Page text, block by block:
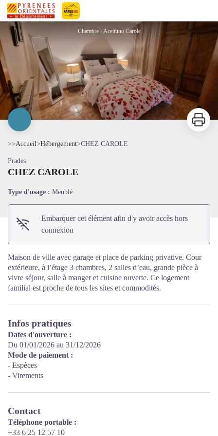
Pyrénées-Orientales Le Département
CHEZ CAROLE
Chambre - Aceituno Carole
Imprimer
>>Accueil>Hébergement>CHEZ CAROLE
Prades
CHEZ CAROLE
Type d'usage : Meublé
Embarquer cet élément afin d'y avoir accès hors
connexion
Maison de ville avec garage et place de parking privative. Cour
extérieure, à l’étage 3 chambres, 2 salles d’eau, grande pièce à
vivre séjour, salle à manger et cuisine ouverte. Ce logement
familial est proche de tous les sites et commodités.
Infos pratiques
Dates d'ouverture :
Du 01/01/2026 au 31/12/2026
Mode de paiement :
- Espèces
- Virements
Contact
Téléphone portable :
+33 6 25 12 57 10